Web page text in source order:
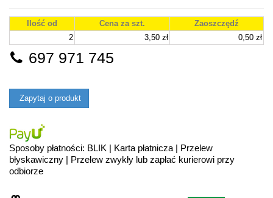
Ilość od Cena za szt.
Zaoszczędź
2
3,50 zł 0,50 zł
697 971 745
Zapytaj o produkt
Sposoby płatności: BLIK | Karta płatnicza | Przelew
błyskawiczny | Przelew zwykły lub zapłać kurierowi przy
odbiorze